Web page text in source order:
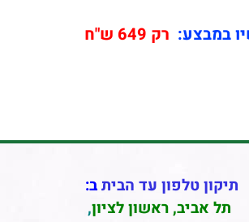
במבצע: רק 649 ש"ח
תיקון טלפון עד הביתב:
תל אביב, ראשון לציון,